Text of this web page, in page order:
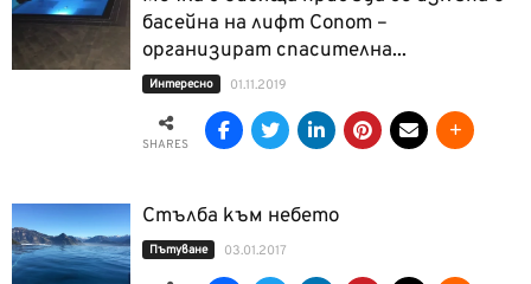
басейна на лифт Сопот –
организират спасителна...
Интерeсно 01.11.2019
SHARES
Стълба към небето
Пътуване 03.01.2017